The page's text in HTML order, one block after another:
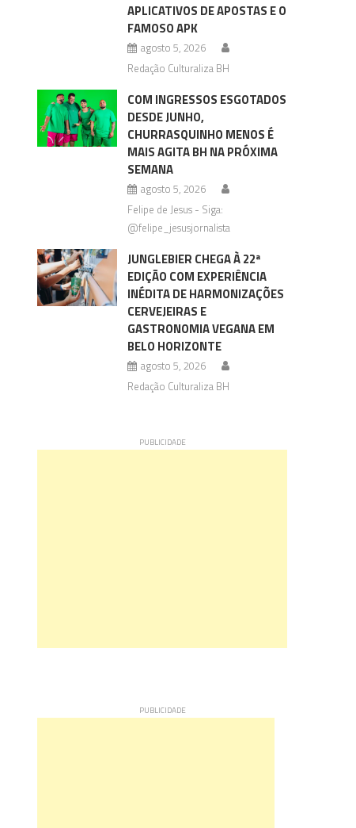
APLICATIVOS DE APOSTAS E O
FAMOSO APK
agosto 5, 2026
Redação Culturaliza BH
COM INGRESSOS ESGOTADOS
DESDE JUNHO,
CHURRASQUINHO MENOS É
MAIS AGITA BH NA PRÓXIMA
SEMANA
agosto 5, 2026
Felipe de Jesus - Siga:
@felipe_jesusjornalista
JUNGLEBIER CHEGA À 22ª
EDIÇÃO COM EXPERIÊNCIA
INÉDITA DE HARMONIZAÇÕES
CERVEJEIRAS E
GASTRONOMIA VEGANA EM
BELO HORIZONTE
agosto 5, 2026
Redação Culturaliza BH